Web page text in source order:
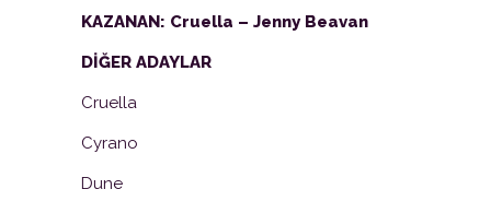
KAZANAN: Cruella – Jenny Beavan
DİĞER ADAYLAR
Cruella
Cyrano
Dune